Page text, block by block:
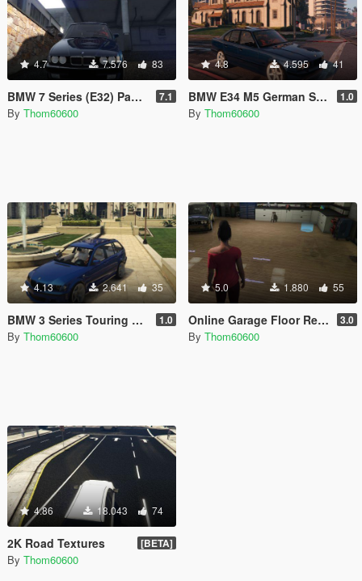
4.7 7.576 83
BMW 7 Series (E32) Pack M 7.1
By Thom60600
4.8 4.595 41
BMW E34 M5 German Style 1.0
By Thom60600
4.13 2.641 35
BMW 3 Series Touring E46M Facelift Pack Luxe 1.0
By Thom60600
5.0 1.880 55
Online Garage Floor Retextures 3.0
By Thom60600
4.86 18.043 74
2K Road Textures [BETA]
By Thom60600